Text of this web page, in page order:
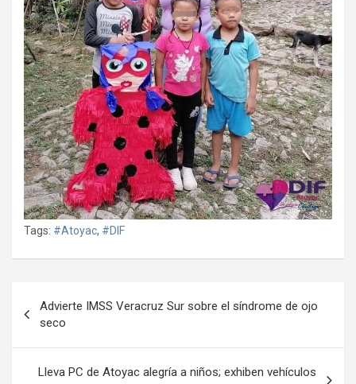
Tags: #Atoyac, #DIF
de
entradas
Advierte IMSS Veracruz Sur sobre el síndrome de ojo
seco
Lleva PC de Atoyac alegría a niños; exhiben vehículos